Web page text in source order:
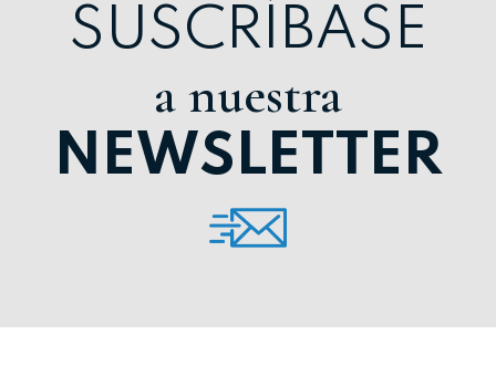
SUSCRÍBASE
a nuestra
NEWSLETTER